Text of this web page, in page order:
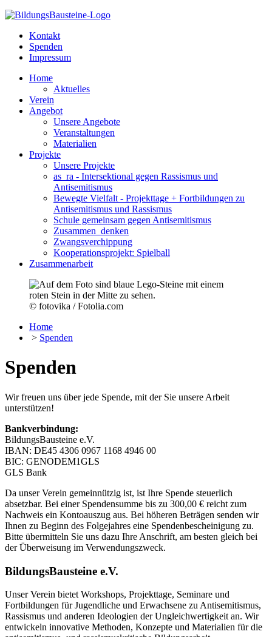
Kontakt
Spenden
Impressum
Home
Aktuelles
Verein
Angebot
Unsere Angebote
Veranstaltungen
Materialien
Projekte
Unsere Projekte
as_ra - Intersektional gegen Rassismus und
Antisemitismus
Bewegte Vielfalt - Projekttage + Fortbildungen zu
Antisemitismus und Rassismus
Schule gemeinsam gegen Antisemitismus
Zusammen_denken
Zwangsverchippung
Kooperationsprojekt: Spielball
Zusammenarbeit
© fotovika / Fotolia.com
Home
> Spenden
Spenden
Wir freuen uns über jede Spende, mit der Sie unsere Arbeit
unterstützen!
Bankverbindung:
BildungsBausteine e.V.
IBAN: DE45 4306 0967 1168 4946 00
BIC: GENODEM1GLS
GLS Bank
Da unser Verein gemeinnützig ist, ist Ihre Spende steuerlich
absetzbar. Bei einer Spendensumme bis zu 300,00 € reicht zum
Nachweis ein Kontoauszug aus. Bei höheren Beträgen senden wir
Ihnen zu Beginn des Folgejahres eine Spendenbescheinigung zu.
Bitte übermitteln Sie uns dazu Ihre Anschrift, am besten gleich bei
der Überweisung im Verwendungszweck.
BildungsBausteine e.V.
Unser Verein bietet Workshops, Projekttage, Seminare und
Fortbildungen für Jugendliche und Erwachsene zu Antisemitismus,
Rassismus und anderen Ideologien der Ungleichwertigkeit an. Wir
entwickeln innovative Methoden, Konzepte und Materialien für die